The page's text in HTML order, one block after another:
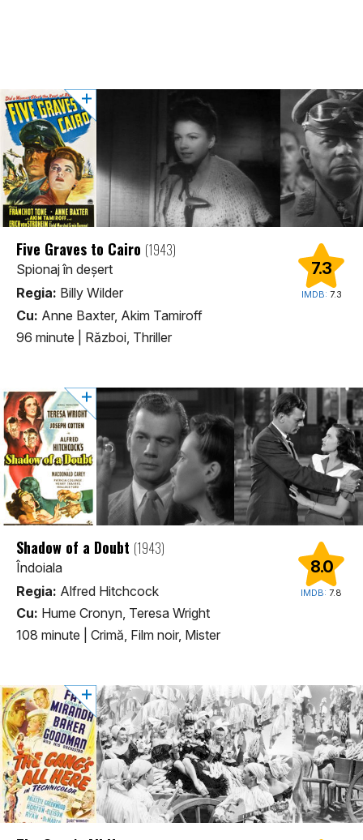
7.3
IMDB: 7.3
Five Graves to Cairo (1943)
Spionaj în deșert
Regia: Billy Wilder
Cu: Anne Baxter, Akim Tamiroff
96 minute
Război, Thriller
8.0
IMDB: 7.8
Shadow of a Doubt (1943)
Îndoiala
Regia: Alfred Hitchcock
Cu: Hume Cronyn, Teresa Wright
108 minute
Crimă, Film noir, Mister